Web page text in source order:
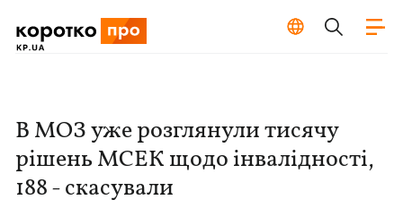
В МОЗ уже розглянули тисячу
рішень МСЕК щодо інвалідності,
188 - скасували